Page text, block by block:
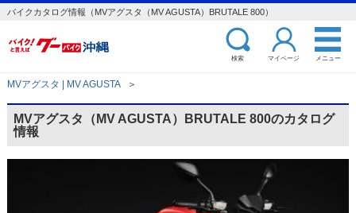
バイクカタログ情報（MVアグスタ（MV AGUSTA）BRUTALE 800）
検索 マイページ メニュー
MVアグスタ | MV AGUSTA ＞
MVアグスタ（MV AGUSTA）BRUTALE 800のカタログ
情報